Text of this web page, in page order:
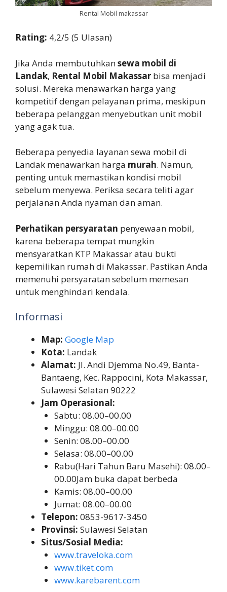
Rental Mobil makassar
Rating: 4,2/5 (5 Ulasan)
Jika Anda membutuhkansewa mobil di
Landak, Rental Mobil Makassar bisa menjadi
solusi. Mereka menawarkan harga yang
kompetitif dengan pelayanan prima, meskipun
beberapa pelanggan menyebutkan unit mobil
yang agak tua.
Beberapa penyedia layanan sewa mobil di
Landak menawarkan harga murah. Namun,
penting untuk memastikan kondisi mobil
sebelum menyewa. Periksa secara teliti agar
perjalanan Anda nyaman dan aman.
Perhatikan persyaratan penyewaan mobil,
karena beberapa tempat mungkin
mensyaratkan KTP Makassar atau bukti
kepemilikan rumah di Makassar. Pastikan Anda
memenuhi persyaratan sebelum memesan
untuk menghindari kendala.
Informasi
Map: Google Map
Kota: Landak
Alamat: Jl. Andi Djemma No.49, Banta-
Bantaeng, Kec. Rappocini, Kota Makassar,
Sulawesi Selatan 90222
Jam Operasional:
Sabtu: 08.00–00.00
Minggu: 08.00–00.00
Senin: 08.00–00.00
Selasa: 08.00–00.00
Rabu(Hari Tahun Baru Masehi): 08.00–
00.00Jam buka dapat berbeda
Kamis: 08.00–00.00
Jumat: 08.00–00.00
Telepon: 0853-9617-3450
Provinsi: Sulawesi Selatan
Situs/Sosial Media:
www.traveloka.com
www.tiket.com
www.karebarent.com